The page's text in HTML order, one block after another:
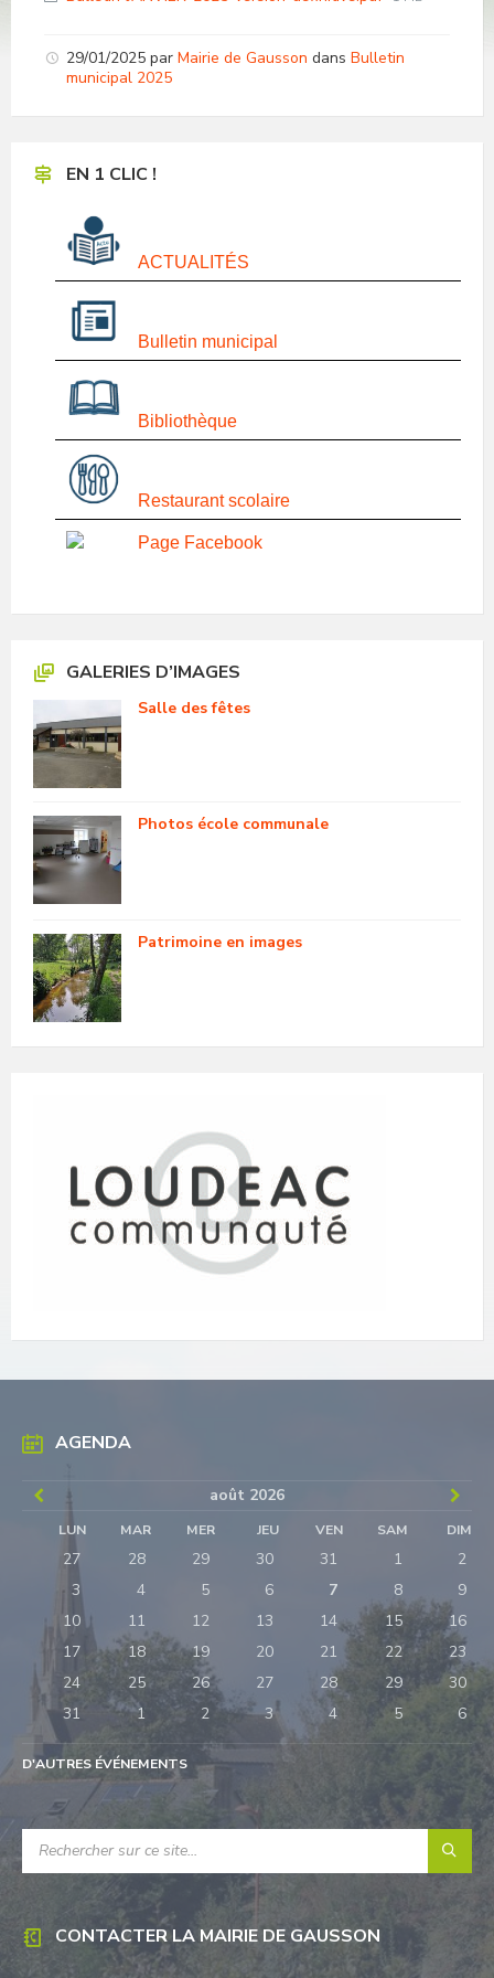
29/01/2025 par Mairie de Gausson dans Bulletin
municipal 2025
EN 1 CLIC !
ACTUALITÉS
Bulletin municipal
Bibliothèque
Restaurant scolaire
Page Facebook
GALERIES D’IMAGES
Salle des fêtes
Photos école communale
Patrimoine en images
AGENDA
août 2026
Previous
Month
LUN MAR MER JEU VEN SAM DIM
calendar
27 28 29 30 31 1
2
3
4 5 6 7 8
9
10
11 12 13 14 15
16
17
18 19 20 21 22
23
24
25 26 27 28 29
30
31
1 2 3 4 5
6
Retour
l'accueil
D'AUTRES ÉVÉNEMENTS
CONTACTER LA MAIRIE DE GAUSSON